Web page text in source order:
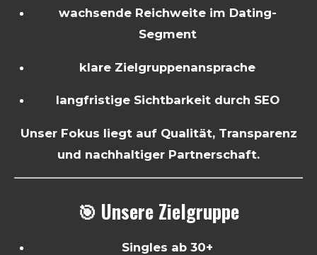
wachsende Reichweite im Dating-
Segment
klare Zielgruppenansprache
langfristige Sichtbarkeit durch SEO
Unser Fokus liegt auf Qualität, Transparenz
und nachhaltiger Partnerschaft.
🎯 Unsere Zielgruppe
Singles ab 30+